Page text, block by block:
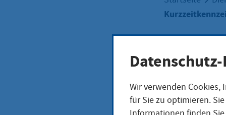
Wir verwenden
für Sie zu optimieren.